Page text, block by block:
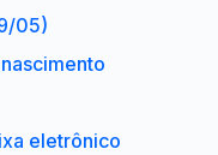
05)
eletrônico